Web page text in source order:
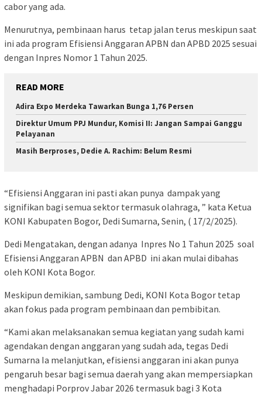
cabor yang ada.
Menurutnya, pembinaan harus tetap jalan terus meskipun saat
ini ada program Efisiensi Anggaran APBN dan APBD 2025 sesuai
dengan Inpres Nomor 1 Tahun 2025.
READ MORE
Adira Expo Merdeka Tawarkan Bunga 1,76 Persen
Direktur Umum PPJ Mundur, Komisi II: Jangan Sampai Ganggu
Pelayanan
Masih Berproses, Dedie A. Rachim: Belum Resmi
“Efisiensi Anggaran ini pasti akan punya dampak yang
signifikan bagi semua sektor termasuk olahraga, ” kata Ketua
KONI Kabupaten Bogor, Dedi Sumarna, Senin, ( 17/2/2025).
Dedi Mengatakan, dengan adanya Inpres No 1 Tahun 2025 soal
Efisiensi Anggaran APBN dan APBD ini akan mulai dibahas
oleh KONI Kota Bogor.
Meskipun demikian, sambung Dedi, KONI Kota Bogor tetap
akan fokus pada program pembinaan dan pembibitan.
“Kami akan melaksanakan semua kegiatan yang sudah kami
agendakan dengan anggaran yang sudah ada, tegas Dedi
Sumarna Ia melanjutkan, efisiensi anggaran ini akan punya
pengaruh besar bagi semua daerah yang akan mempersiapkan
menghadapi Porprov Jabar 2026 termasuk bagi 3 Kota